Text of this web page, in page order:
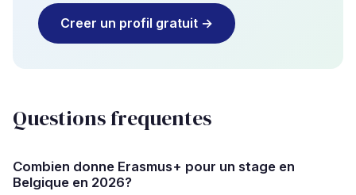
Creer un profil gratuit →
Questions frequentes
Combien donne Erasmus+ pour un stage en
Belgique en 2026?